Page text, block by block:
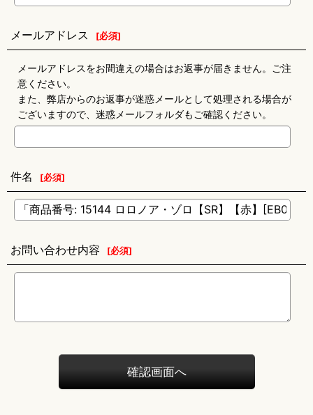
メールアドレス [必須]
メールアドレスをお間違えの場合はお返事が届きません。ご注
意ください。
また、弊店からのお返事が迷惑メールとして処理される場合が
ございますので、迷惑メールフォルダもご確認ください。
件名 [必須]
お問い合わせ内容 [必須]
確認画面へ